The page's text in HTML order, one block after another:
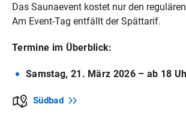
Das Saunaevent kostet nur den
Am Event-Tag entfällt der Spättarif.
Termine im Überblick:
Samstag, 21. März 2026 – ab 18
Südbad